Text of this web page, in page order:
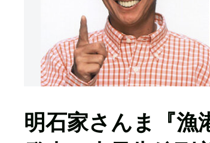
明石家さんま『漁